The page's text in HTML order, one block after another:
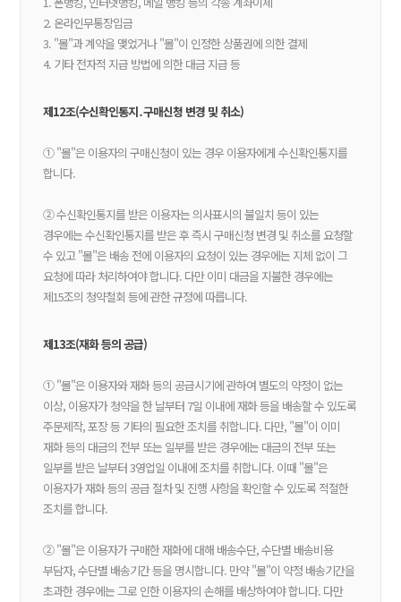
2. 온라인무통장입금
3. "몰"과 계약을 맺었거나 "몰"이 인정한 상품권에 의한 결제
4. 기타 전자적 지급 방법에 의한 대금 지급 등
제12조(수신확인통지․구매신청 변경 및 취소)
① "몰"은 이용자의 구매신청이 있는 경우 이용자에게 수신확인통지를
합니다.
② 수신확인통지를 받은 이용자는 의사표시의 불일치 등이 있는
경우에는 수신확인통지를 받은 후 즉시 구매신청 변경 및 취소를 요청할
수 있고 "몰"은 배송 전에 이용자의 요청이 있는 경우에는 지체 없이 그
요청에 따라 처리하여야 합니다. 다만 이미 대금을 지불한 경우에는
제15조의 청약철회 등에 관한 규정에 따릅니다.
제13조(재화 등의 공급)
① "몰"은 이용자와 재화 등의 공급시기에 관하여 별도의 약정이 없는
이상, 이용자가 청약을 한 날부터 7일 이내에 재화 등을 배송할 수 있도록
주문제작, 포장 등 기타의 필요한 조치를 취합니다. 다만, "몰"이 이미
재화 등의 대금의 전부 또는 일부를 받은 경우에는 대금의 전부 또는
일부를 받은 날부터 3영업일 이내에 조치를 취합니다. 이때 "몰"은
이용자가 재화 등의 공급 절차 및 진행 사항을 확인할 수 있도록 적절한
조치를 합니다.
② "몰"은 이용자가 구매한 재화에 대해 배송수단, 수단별 배송비용
부담자, 수단별 배송기간 등을 명시합니다. 만약 "몰"이 약정 배송기간을
초과한 경우에는 그로 인한 이용자의 손해를 배상하여야 합니다. 다만